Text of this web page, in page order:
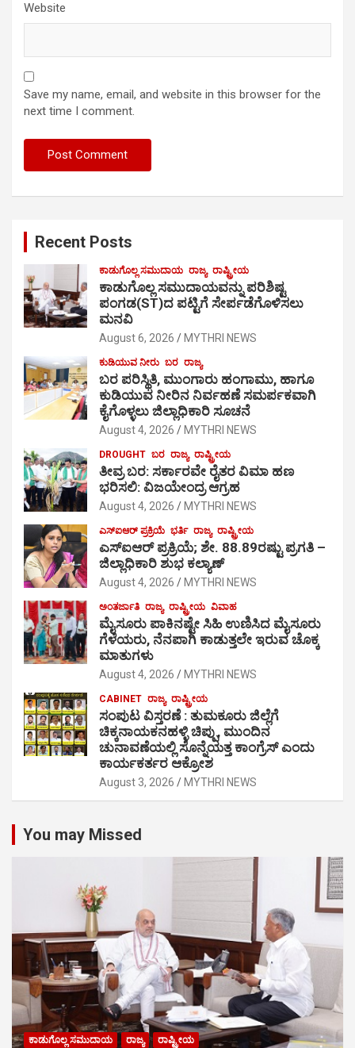
Website
Save my name, email, and website in this browser for the
next time I comment.
Recent Posts
ಕಾಡುಗೊಲ್ಲ ಸಮುದಾಯ ರಾಜ್ಯ ರಾಷ್ಟ್ರೀಯ
ಕಾಡುಗೊಲ್ಲ ಸಮುದಾಯವನ್ನು ಪರಿಶಿಷ್ಟ
ಪಂಗಡ(ST)ದ ಪಟ್ಟಿಗೆ ಸೇರ್ಪಡೆಗೊಳಿಸಲು
ಮನವಿ
August 6, 2026 MYTHRI NEWS
ಕುಡಿಯುವ ನೀರು ಬರ ರಾಜ್ಯ
ಬರ ಪರಿಸ್ಥಿತಿ, ಮುಂಗಾರು ಹಂಗಾಮು, ಹಾಗೂ
ಕುಡಿಯುವ ನೀರಿನ ನಿರ್ವಹಣೆ ಸಮರ್ಪಕವಾಗಿ
ಕೈಗೊಳ್ಳಲು ಜಿಲ್ಲಾಧಿಕಾರಿ ಸೂಚನೆ
August 4, 2026 MYTHRI NEWS
DROUGHT ಬರ ರಾಜ್ಯ ರಾಷ್ಟ್ರೀಯ
ತೀವ್ರ ಬರ: ಸರ್ಕಾರವೇ ರೈತರ ವಿಮಾ ಹಣ
ಭರಿಸಲಿ: ವಿಜಯೇಂದ್ರ ಆಗ್ರಹ
August 4, 2026 MYTHRI NEWS
ಎಸ್‍ಐಆರ್ ಪ್ರಕ್ರಿಯೆ ಭರ್ತಿ ರಾಜ್ಯ ರಾಷ್ಟ್ರೀಯ
ಎಸ್‍ಐಆರ್ ಪ್ರಕ್ರಿಯೆ; ಶೇ. 88.89ರಷ್ಟು ಪ್ರಗತಿ –
ಜಿಲ್ಲಾಧಿಕಾರಿ ಶುಭ ಕಲ್ಯಾಣ್
August 4, 2026 MYTHRI NEWS
ಅಂತರ್ಜಾತಿ ರಾಜ್ಯ ರಾಷ್ಟ್ರೀಯ ವಿವಾಹ
ಮೈಸೂರು ಪಾಕಿನಷ್ಟೇ ಸಿಹಿ ಉಣಿಸಿದ ಮೈಸೂರು
ಗೆಳೆಯರು, ನೆನಪಾಗಿ ಕಾಡುತ್ತಲೇ ಇರುವ ಚೊಕ್ಕ
ಮಾತುಗಳು
August 4, 2026 MYTHRI NEWS
CABINET ರಾಜ್ಯ ರಾಷ್ಟ್ರೀಯ
ಸಂಪುಟ ವಿಸ್ತರಣೆ : ತುಮಕೂರು ಜಿಲ್ಲೆಗೆ
ಚಿಕ್ಕನಾಯಕನಹಳ್ಳಿ ಚಿಪ್ಪು, ಮುಂದಿನ
ಚುನಾವಣೆಯಲ್ಲಿ ಸೊನ್ನೆಯತ್ತ ಕಾಂಗ್ರೆಸ್ ಎಂದು
ಕಾರ್ಯಕರ್ತರ ಆಕ್ರೋಶ
August 3, 2026 MYTHRI NEWS
You may Missed
ಕಾಡುಗೊಲ್ಲ ಸಮುದಾಯ ರಾಜ್ಯ ರಾಷ್ಟ್ರೀಯ